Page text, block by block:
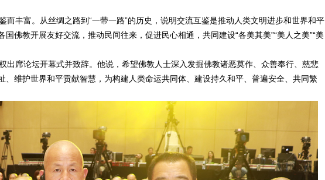
丰富。从丝绸之路到“一带一路”的历史，说明交流互鉴是推动人类文明进步和世界和平
佛教开展友好交流，推动民间往来，促进民心相通，共同建设“各美其美”“美人之美”“美
席论坛开幕式并致辞。他说，希望佛教人士深入发掘佛教诸恶莫作、众善奉行、慈悲
、维护世界和平贡献智慧，为构建人类命运共同体、建设持久和平、普遍安全、共同繁